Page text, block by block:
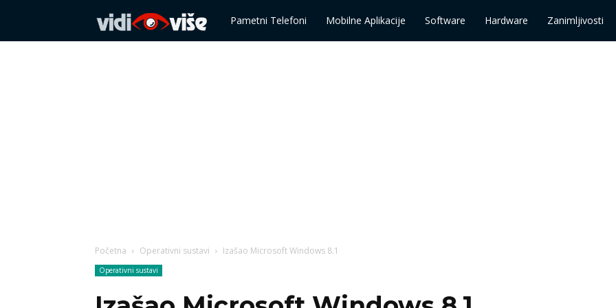
VidiPametni Telefoni Mobilne Aplikacije Software Hardware Zanimljivosti
Početna Operativni sustavi Izašao Microsoft Windows 8.1
Operativni sustavi